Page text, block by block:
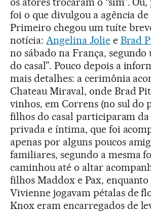
foi o que divulgou a agência de
Primeiro chegou um tuíte
notícia: Angelina Joliee Brad
no sábado na França,
do casal”. Pouco depois a
mais detalhes: a cerimônia
Chateau Miraval, onde Brad
vinhos, em Correns (no sul do
filhos do casal participaram
privada e íntima, que foi
apenas por alguns poucos
familiares, segundo a mesma
caminhou até o altar
filhos Maddox e Pax, enquanto
Vivienne jogavam pétalas de
Knox eram encarregados de